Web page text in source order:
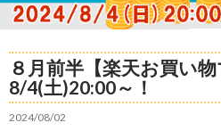
８月前半【楽天お買い物
8/4(土)20:00～！
2024/08/02